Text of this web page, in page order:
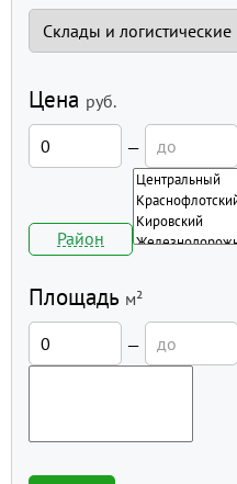
Цена руб.
—
Район
Площадь м²
—